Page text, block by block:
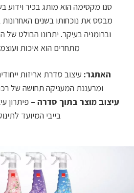
סנו מקסימה הוא מותג בכיר וידוע
מבסס את נוכחותו בשנים האחרונות
וברומניה בעיקר. יתרונו הבולט של
מתחרים הוא איכות
האתגר: עיצוב סדרת אריזות
ומרעננת המעניקה תחושה של
עיצוב מוצר בתוך סדרה – פיתרון
בייבי המיועד